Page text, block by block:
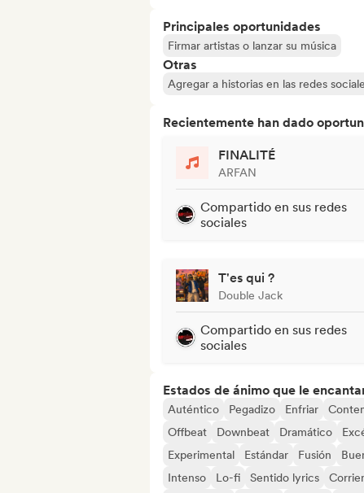
Principales oportunidades
Firmar artistas o lanzar su música
Otras
Agregar a historias en las redes
Recientemente han dado
FINALITÉ
ARFAN
Compartido en sus redes
sociales
T'es qui ?
Double Jack
Compartido en sus redes
sociales
Estados de ánimo que le
Auténtico Pegadizo Enfriar
Offbeat
Downbeat Dramático
Experimental
Estándar Fusión
Intenso
Lo-fi Sentido lyrics